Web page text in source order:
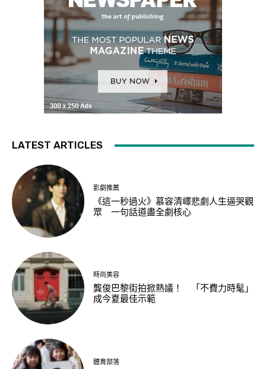
LATEST ARTICLES
影劇推薦
《這一秒過火》慕容清嶧悲劇人生逼哭觀
眾 一句話道盡全劇核心
時尚美容
龔俊巴黎街拍掀熱議！ 「不費力時髦」
成今夏最佳示範
體育部落